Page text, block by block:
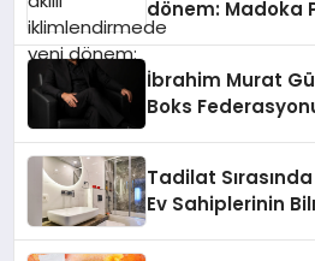
dönem: Madoka
İbrahim Murat
Boks
Tadilat
Ev Sahiplerinin